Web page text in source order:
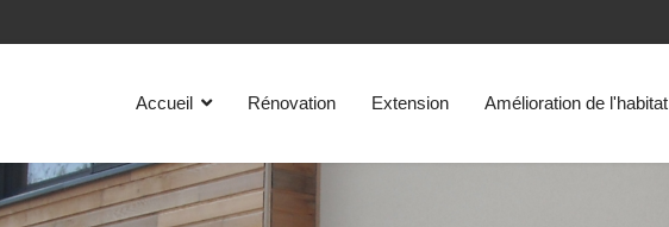
Accueil Rénovation Extension Amélioration de l'habitat